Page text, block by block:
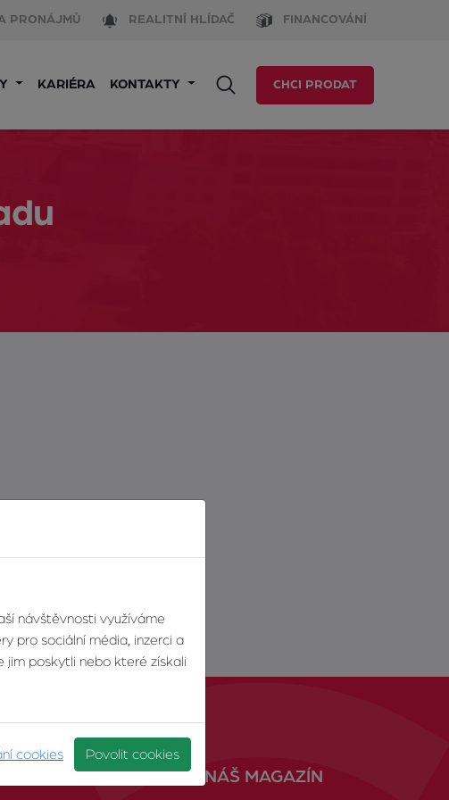
PRONÁJMŮ REALITNÍ HLÍDAČ FINANCOVÁNÍ
KARIÉRA KONTAKTY CHCI PRODAT
NÁŠ MAGAZÍN
návštěvnosti využíváme
pro sociální média, inzerci a
jim poskytli nebo které získali
cookies Povolit cookies